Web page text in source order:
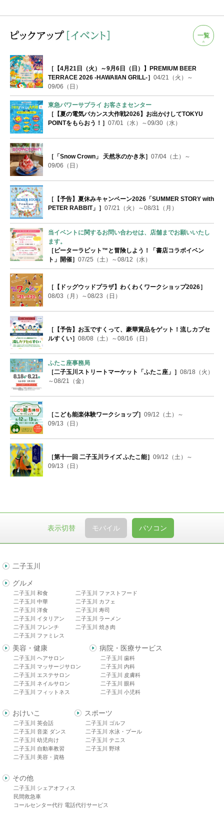
一覧
［【4月21日（火）～9月6日（日）】PREMIUM BEER
TERRACE 2026 -HAWAIIAN GRILL-］ 04/21（火）～
09/06（日）
東急パワーサプライ お客さまセンター
［【夏の電気バカンス大作戦2026】お出かけしてTOKYU
POINTをもらおう！］ 07/01（水）～09/30（水）
［「Snow Crown」 天然氷のかき氷］ 07/04（土）～
09/06（日）
［【予告】夏休みキャンペーン2026「SUMMER STORY with
PETER RABBIT」］ 07/21（火）～08/31（月）
当イベントに関するお問い合わせは、店舗までお願いいたし
ます。
［ピーターラビット™と冒険しよう！「書店コラボイベン
ト」開催］ 07/25（土）～08/12（水）
［【ドッグウッドプラザ】わくわくワークショップ2026］
08/03（月）～08/23（日）
［【予告】お玉ですくって、豪華賞品をゲット！流しカプセ
ルすくい］ 08/08（土）～08/16（日）
ふたこ座事務局
［二子玉川ストリートマーケット「ふたこ座」］ 08/18（火）
～08/21（金）
［こども能楽体験ワークショップ］ 09/12（土）～
09/13（日）
［第十一回 二子玉川ライズ ふたこ能］ 09/12（土）～
09/13（日）
表示切替 モバイル パソコン
二子玉川
グルメ
二子玉川 和食
二子玉川 中華
二子玉川 洋食
二子玉川 イタリアン
二子玉川 フレンチ
二子玉川 ファミレス
二子玉川 ファストフード
二子玉川 カフェ
二子玉川 寿司
二子玉川 ラーメン
二子玉川 焼き肉
美容・健康
二子玉川 ヘアサロン
二子玉川 マッサージサロン
二子玉川 エステサロン
二子玉川 ネイルサロン
二子玉川 フィットネス
病院・医療サービス
二子玉川 歯科
二子玉川 内科
二子玉川 皮膚科
二子玉川 眼科
二子玉川 小児科
おけいこ
二子玉川 英会話
二子玉川 音楽 ダンス
二子玉川 幼児向け
二子玉川 自動車教習
二子玉川 美容・資格
スポーツ
二子玉川 ゴルフ
二子玉川 水泳・プール
二子玉川 テニス
二子玉川 野球
その他
二子玉川 シェアオフィス
民間救急車
コールセンター代行 電話代行サービス